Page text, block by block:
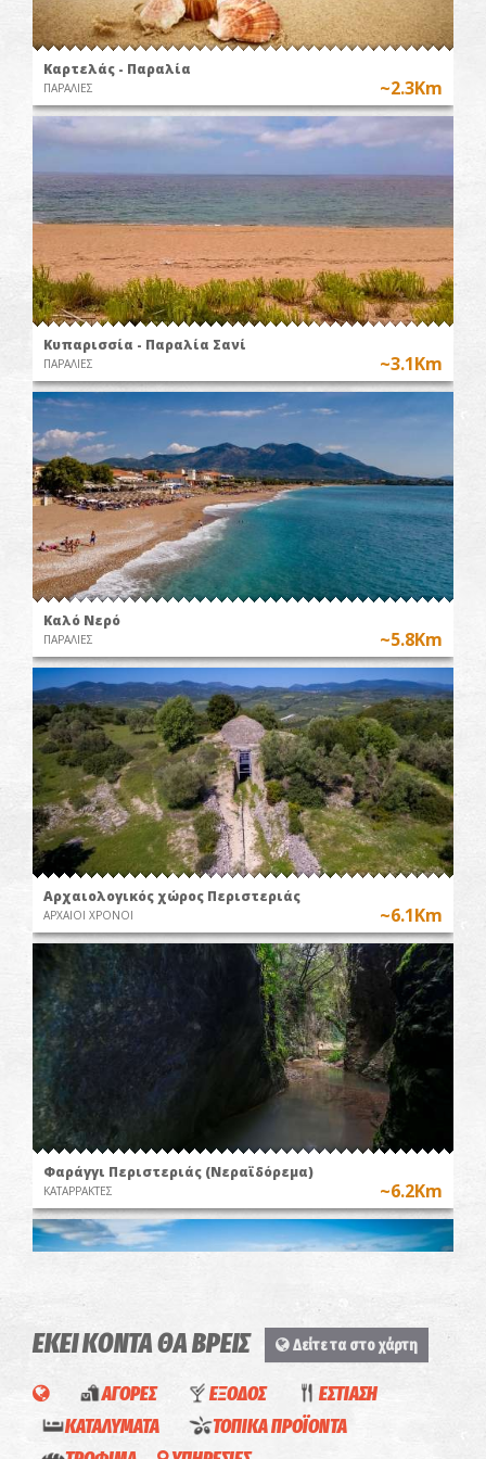
Καρτελάς - Παραλία
ΠΑΡΑΛΙΕΣ ~2.3Km
Κυπαρισσία - Παραλία Σανί
ΠΑΡΑΛΙΕΣ ~3.1Km
Καλό Nερό
ΠΑΡΑΛΙΕΣ ~5.8Km
Αρχαιολογικός χώρος Περιστεριάς
ΑΡΧΑΙΟΙ ΧΡΟΝΟΙ ~6.1Km
Φαράγγι Περιστεριάς (Νεραϊδόρεμα)
ΚΑΤΑΡΡΑΚΤΕΣ ~6.2Km
Το Κάστρο των Παραμυθιών
ΕΚΕΙ ΚΟΝΤΑ ΘΑ ΒΡΕΙΣ Δείτε τα στο χάρτη
ΑΓΟΡΕΣ ΕΞΟΔΟΣ
ΕΣΤΙΑΣΗ
ΚΑΤΑΛΥΜΑΤΑ
ΤΟΠΙΚΑ ΠΡΟΪΟΝΤΑ